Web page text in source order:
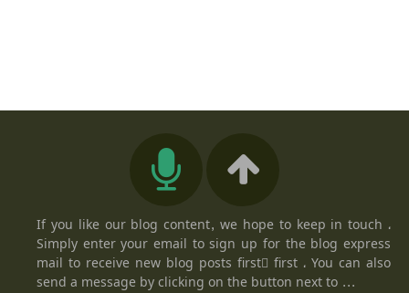
If you like our blog content, we hope to keep in touch ،
Simply enter your email to sign up for the blog express
mail to receive new blog posts firstً first ، You can also
send a message by clicking on the button next to ...